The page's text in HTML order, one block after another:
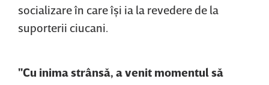
socializare în care îşi ia la revedere de la
suporterii ciucani.
"Cu inima strânsă, a venit momentul să